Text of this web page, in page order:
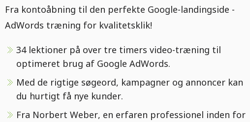
Fra kontoåbning til den perfekte Google-landingside -
AdWords træning for kvalitetsklik!
34 lektioner på over tre timers video-træning til
optimeret brug af Google AdWords.
Med de rigtige søgeord, kampagner og annoncer kan
du hurtigt få nye kunder.
Fra Norbert Weber, en erfaren professionel inden for